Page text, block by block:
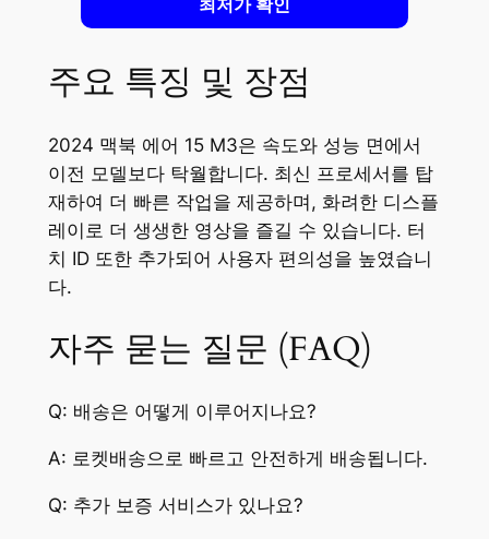
최저가 확인
주요 특징 및 장점
2024 맥북 에어 15 M3은 속도와 성능 면에서
이전 모델보다 탁월합니다. 최신 프로세서를 탑
재하여 더 빠른 작업을 제공하며, 화려한 디스플
레이로 더 생생한 영상을 즐길 수 있습니다. 터
치 ID 또한 추가되어 사용자 편의성을 높였습니
다.
자주 묻는 질문 (FAQ)
Q: 배송은 어떻게 이루어지나요?
A: 로켓배송으로 빠르고 안전하게 배송됩니다.
Q: 추가 보증 서비스가 있나요?